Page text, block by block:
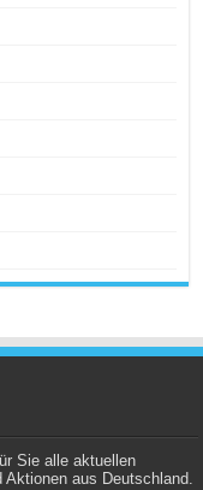
Sie alle aktuellen
aus Deutschland.